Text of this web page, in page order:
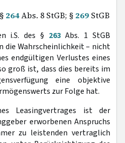
264Abs. 8 StGB; § 269 StGB
i.S. des § 263Abs. 1 StGB
die Wahrscheinlichkeit – nicht
endgültigen Verlustes eines
groß ist, dass dies bereits im
eine objektive
zur Folge hat.
Leasingvertrages ist der
erworbenen Anspruchs
zu leistenden vertraglich